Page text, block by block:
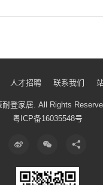
人才招聘 联系我们
登家居. All Rights
粤ICP备16035548号